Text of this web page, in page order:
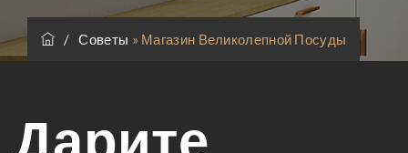
/ Советы » Магазин Великолепной Посуды
Дарите